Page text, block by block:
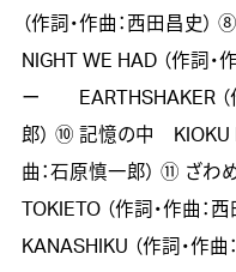
（作詞・作曲：西田昌史）
NIGHT WE HAD （作詞・
ー EARTHSHAKER （
郎） ⑩ 記憶の中 KIOKU
曲：石原慎一郎） ⑪ ざわ
TOKIETO （作詞・作曲
KANASHIKU （作詞・作